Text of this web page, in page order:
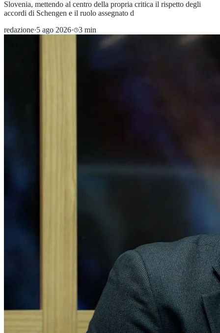
Slovenia, mettendo al centro della propria critica il rispetto degli
accordi di Schengen e il ruolo assegnato d
redazione·5 ago 2026· 3 min